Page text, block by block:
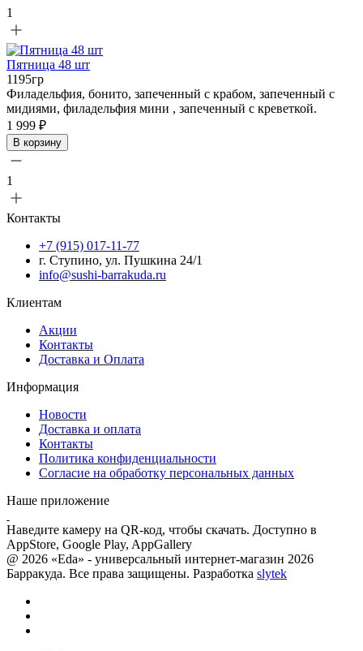
1
Пятница 48 шт
1195гр
Филадельфия, бонито, запеченный с крабом, запеченный с
мидиями, филадельфия мини , запеченный с креветкой.
1 999 ₽
В корзину
1
Контакты
+7 (915) 017-11-77
г. Ступино, ул. Пушкина 24/1
info@sushi-barrakuda.ru
Клиентам
Акции
Контакты
Доставка и Оплата
Информация
Новости
Доставка и оплата
Контакты
Политика конфиденциальности
Согласие на обработку персональных данных
Наше приложение
Наведите камеру на QR-код, чтобы скачать. Доступно в
AppStore, Google Play, AppGallery
@ 2026 «Eda» - универсальный интернет-магазин 2026
Барракуда. Все права защищены. Разработка slytek